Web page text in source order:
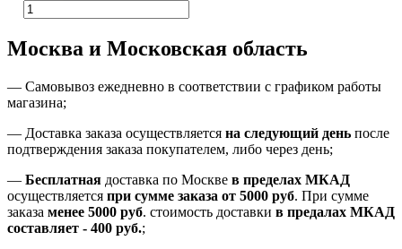
Москва и Московская область
— Самовывоз ежедневно в соответствии с графиком работы
магазина;
— Доставка заказа осуществляется на следующий день после
подтверждения заказа покупателем, либо через день;
— Бесплатная доставка по Москве в пределах МКАД
осуществляется при сумме заказа от 5000 руб. При сумме
заказа менее 5000 руб. стоимость доставки в предалах МКАД
составляет - 400 руб.;